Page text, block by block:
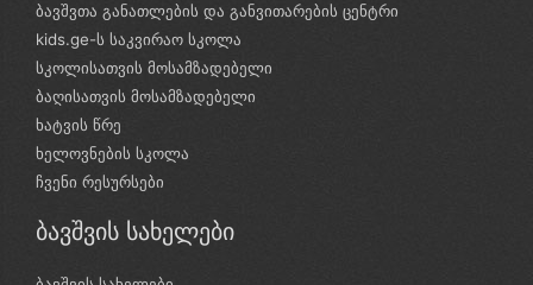
ბავშვთა განათლების და განვითარების ცენტრი
kids.ge-ს საკვირაო სკოლა
სკოლისათვის მოსამზადებელი
ბაღისათვის მოსამზადებელი
ხატვის წრე
ხელოვნების სკოლა
ჩვენი რესურსები
ბავშვის სახელები